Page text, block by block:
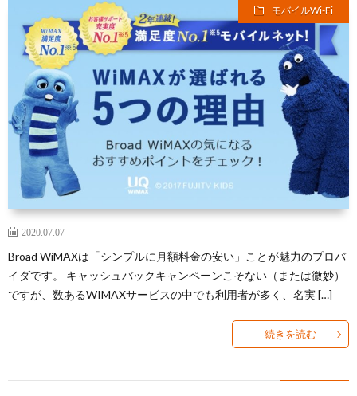
モバイルWi-Fi
2020.07.07
Broad WiMAXは「シンプルに月額料金の安い」ことが魅力のプロバ
イダです。 キャッシュバックキャンペーンこそない（または微妙）
ですが、数あるWIMAXサービスの中でも利用者が多く、名実 […]
続きを読む